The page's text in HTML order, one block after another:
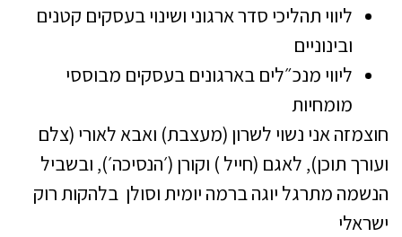
ליווי תהליכי סדר ארגוני ושינוי בעסקים קטנים
ובינוניים
ליווי מנכ״לים בארגונים בעסקים מבוססי
מומחיות
חוצמזה אני נשוי לשרון (מעצבת) ואבא לאורי (צלם
ועורך תוכן), לאגם (חייל ) וקורן (׳הנסיכה׳), ובשביל
הנשמה מתרגל יוגה ברמה יומית וסולן בלהקות רוק
ישראלי